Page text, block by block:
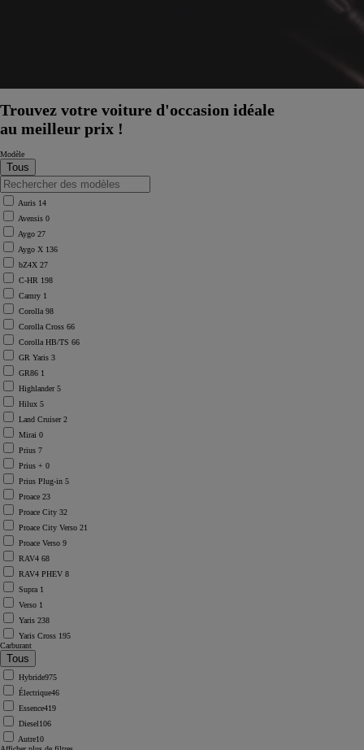
Trouvez votre voiture d'occasion idéale
au meilleur prix !
Modèle
Auris 14
Avensis 0
Aygo 27
Aygo X 136
bZ4X 27
C-HR 198
Camry 1
Corolla 98
Corolla Cross 66
Corolla HB/TS 66
GR Yaris 3
GR86 1
Highlander5
Hilux 5
Land Cruiser2
Mirai 0
Prius 7
Prius + 0
Prius Plug-in 5
Proace 23
Proace City 32
Proace City Verso 21
Proace Verso 9
RAV4 68
RAV4 PHEV 8
Supra 1
Verso 1
Yaris 238
Yaris Cross 195
Carburant
Hybride975
Électrique46
Essence419
Diesel106
Autre10